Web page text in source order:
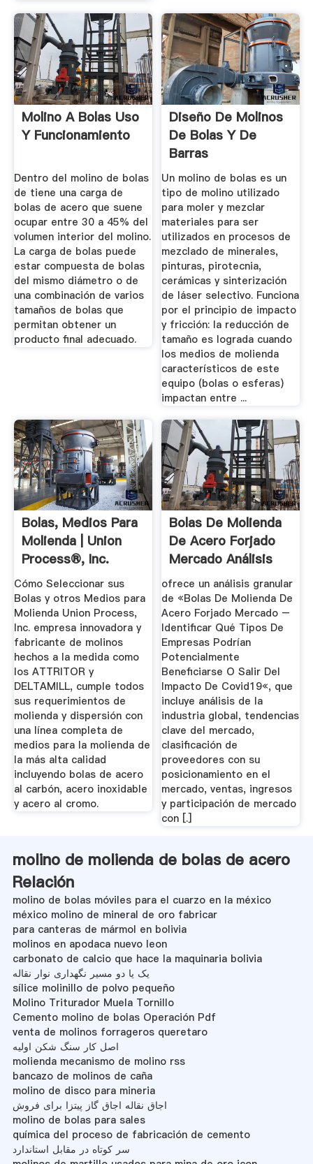
Molino A Bolas Uso
Y Funcionamiento
Dentro del molino de bolas
de tiene una carga de
bolas de acero que suene
ocupar entre 30 a 45% del
volumen interior del molino.
La carga de bolas puede
estar compuesta de bolas
del mismo diámetro o de
una combinación de varios
tamaños de bolas que
permitan obtener un
producto final adecuado.
Diseño De Molinos
De Bolas Y De
Barras
Un molino de bolas es un
tipo de molino utilizado
para moler y mezclar
materiales para ser
utilizados en procesos de
mezclado de minerales,
pinturas, pirotecnia,
cerámicas y sinterización
de láser selectivo. Funciona
por el principio de impacto
y fricción: la reducción de
tamaño es lograda cuando
los medios de molienda
característicos de este
equipo (bolas o esferas)
impactan entre ...
Bolas, Medios Para
Molienda | Union
Process®, Inc.
Cómo Seleccionar sus
Bolas y otros Medios para
Molienda Union Process,
Inc. empresa innovadora y
fabricante de molinos
hechos a la medida como
los ATTRITOR y
DELTAMILL, cumple todos
sus requerimientos de
molienda y dispersión con
una línea completa de
medios para la molienda de
la más alta calidad
incluyendo bolas de acero
al carbón, acero inoxidable
y acero al cromo.
Bolas De Molienda
De Acero Forjado
Mercado Análisis
De ...
ofrece un análisis granular
de «Bolas De Molienda De
Acero Forjado Mercado –
Identificar Qué Tipos De
Empresas Podrían
Potencialmente
Beneficiarse O Salir Del
Impacto De Covid19«, que
incluye análisis de la
industria global, tendencias
clave del mercado,
clasificación de
proveedores con su
posicionamiento en el
mercado, ventas, ingresos
y participación de mercado
con [.]
molino de molienda de bolas de acero
Relación
molino de bolas móviles para el cuarzo en la méxico
méxico molino de mineral de oro fabricar
para canteras de mármol en bolivia
molinos en apodaca nuevo leon
carbonato de calcio que hace la maquinaria bolivia
یک یا دو مسیر نگهداری نوار نقاله
sílice molinillo de polvo pequeño
Molino Triturador Muela Tornillo
Cemento molino de bolas Operación Pdf
venta de molinos forrageros queretaro
اصل کار سنگ شکن اولیه
molienda mecanismo de molino rss
bancazo de molinos de caña
molino de disco para mineria
اجاق نقاله اجاق گاز پیتزا برای فروش
molino de bolas para sales
química del proceso de fabricación de cemento
سر کوتاه در مقابل استاندارد